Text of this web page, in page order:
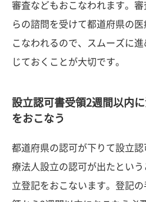
審査などもおこなわれます。
らの諮問を受けて都道府県の
こなわれるので、スムーズに
じておくことが大切です。
設立認可書受領2週間以内
をおこなう
都道府県の認可が下りて設立
療法人設立の認可が出たとい
立登記をおこないます。登記